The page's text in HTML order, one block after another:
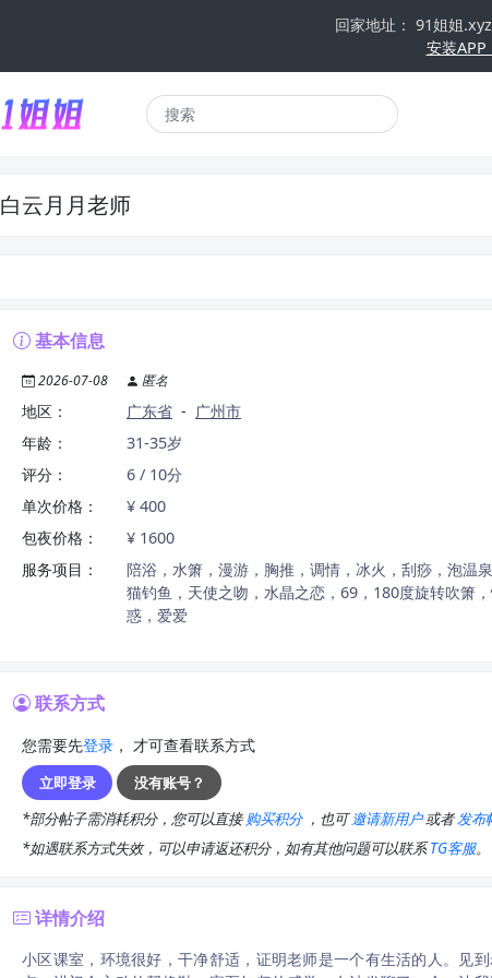
回家地址： 91姐姐
安装APP
白云月月老师
基本信息
2026-07-08 匿名
地区： 广东省 - 广州市
年龄：
31-35岁
评分：
6 / 10分
单次价格：
¥ 400
包夜价格：
¥ 1600
服务项目：
陪浴，水箫，漫游，胸推，调情，冰火，刮痧，泡温
猫钓鱼，天使之吻，水晶之恋，69，180度旋转吹箫
惑，爱爱
联系方式
您需要先登录 ， 才可查看联系方式
立即登录
没有账号？
*部分帖子需消耗积分，您可以直接购买积分 ，也可邀请新用户或者发布
*如遇联系方式失效，可以申请返还积分，如有其他问题可以联系TG客服。
详情介绍
小区课室，环境很好，干净舒适，证明老师是一个有生活的人。见